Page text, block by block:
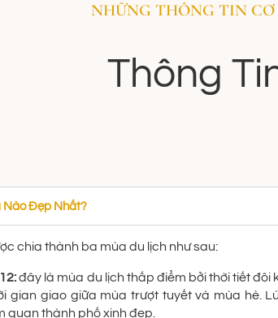
NHỮNG THÔNG TIN
Thông
Nào Đẹp Nhất?
chia thành ba mùa du lịch như sau:
đây là mùa du lịch thấp điểm bởi thời tiết đôi
gian giao giữa mùa trượt tuyết và mùa hè.
quan thành phố xinh đẹp.